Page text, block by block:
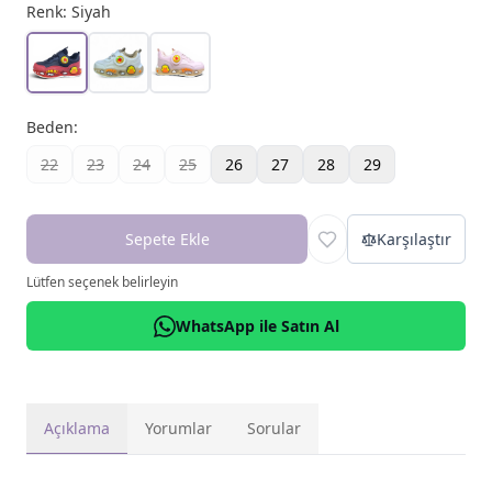
Renk: Siyah
Beden:
22
23 24 25 26 27 28 29
Sepete Ekle Karşılaştır
Lütfen seçenek belirleyin
WhatsApp ile Satın Al
Açıklama Yorumlar Sorular